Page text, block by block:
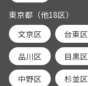
東京都（他18区）
文京区
台東区
品川区 目黒区
中野区 杉並区